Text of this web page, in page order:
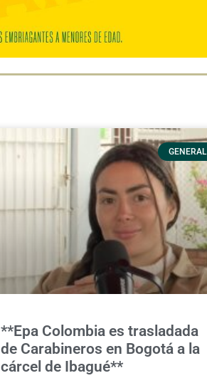
GENERAL
**Epa Colombia es trasladada
de Carabineros en Bogotá a la
cárcel de Ibagué**